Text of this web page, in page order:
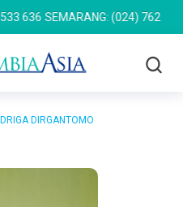
SEMARANG: (024) 762 7676
DIRGANTOMO